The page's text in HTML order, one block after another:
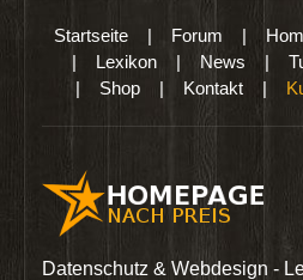
Startseite| Forum |
| Lexikon | News |
| Shop | Kontakt |
Datenschutz & Webdesign -